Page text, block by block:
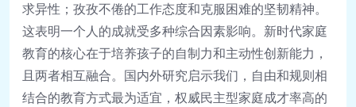
求异性；孜孜不倦的工作态度和克服困难的坚韧精神。
这表明一个人的成就受多种综合因素影响。新时代家庭
教育的核心在于培养孩子的自制力和主动性创新能力，
且两者相互融合。国内外研究启示我们，自由和规则相
结合的教育方式最为适宜，权威民主型家庭成才率高的